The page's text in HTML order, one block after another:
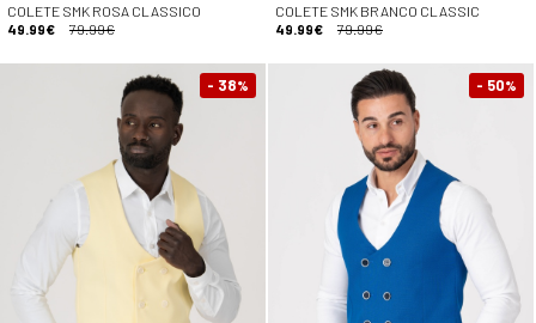
COLETE SMK ROSA CLASSICO
49.99€
79.99€
COLETE SMK BRANCO CLASSIC
49.99€
79.99€
- 38% - 50%